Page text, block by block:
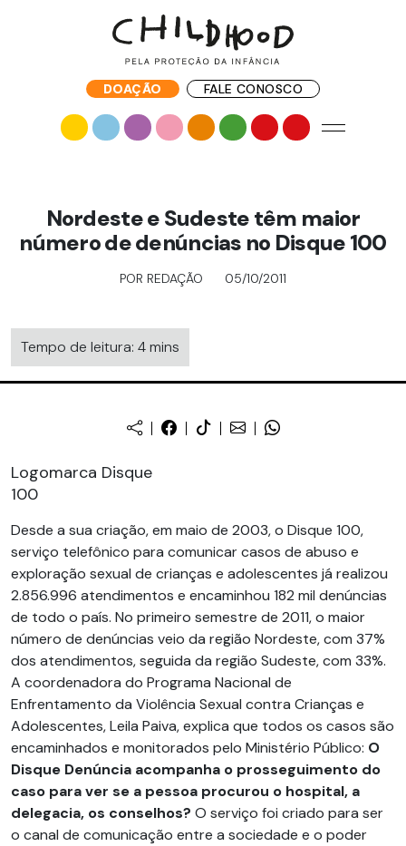
DOAÇÃO FALE CONOSCO
Nordeste e Sudeste têm maior
número de denúncias no Disque 100
POR REDAÇÃO 05/10/2011
Tempo de leitura: 4 mins
Logomarca Disque
100
Desde a sua criação, em maio de 2003, o Disque 100,
serviço telefônico para comunicar casos de abuso e
exploração sexual de crianças e adolescentes já realizou
2.856.996 atendimentos e encaminhou 182 mil denúncias
de todo o país. No primeiro semestre de 2011, o maior
número de denúncias veio da região Nordeste, com 37%
dos atendimentos, seguida da região Sudeste, com 33%.
A coordenadora do Programa Nacional de
Enfrentamento da Violência Sexual contra Crianças e
Adolescentes, Leila Paiva, explica que todos os casos são
encaminhados e monitorados pelo Ministério Público: O
Disque Denúncia acompanha o prosseguimento do
caso para ver se a pessoa procurou o hospital, a
delegacia, os conselhos? O serviço foi criado para ser
o canal de comunicação entre a sociedade e o poder